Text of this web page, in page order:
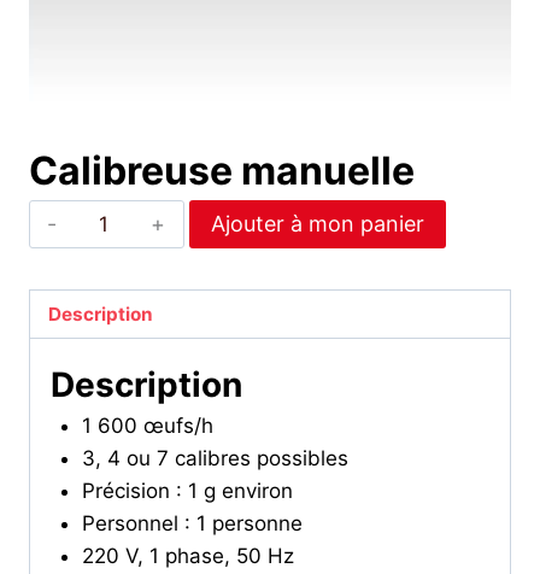
Calibreuse manuelle
quantité
de
manuelle
Ajouter à mon panier
Description
Description
1 600 œufs/h
3, 4 ou 7 calibres possibles
Précision : 1 g environ
Personnel : 1 personne
220 V, 1 phase, 50 Hz